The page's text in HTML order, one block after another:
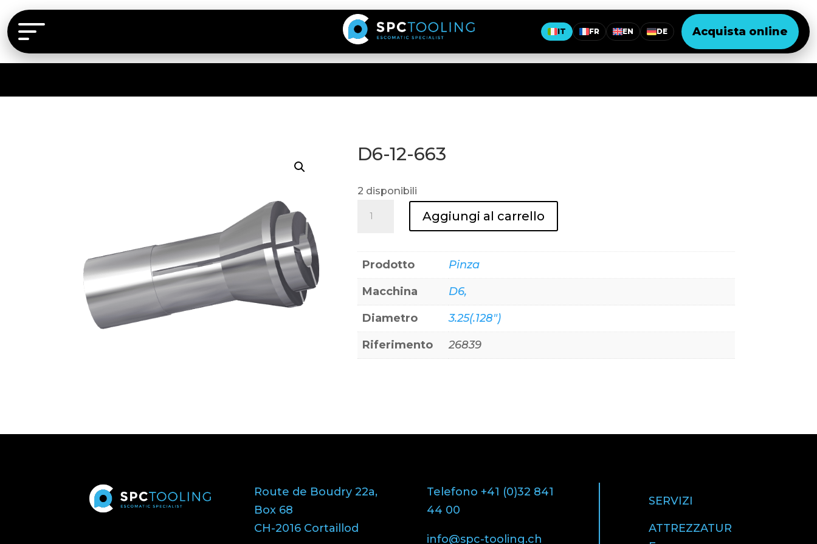
IT FR EN DE Acquista online
D6-12-663
2 disponibili
quantità
Aggiungi al carrello
Prodotto
Pinza
Macchina
D6,
Diametro
3.25(.128")
Riferimento
26839
Route de Boudry 22a,
Box 68
CH-2016 Cortaillod
Telefono +41 (0)32 841
44 00
info@spc-tooling.ch
SERVIZI
ATTREZZATUR